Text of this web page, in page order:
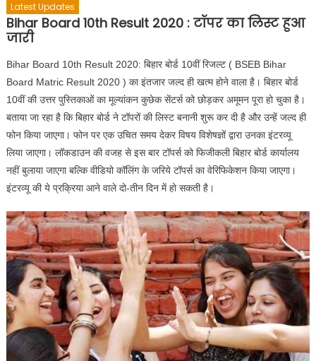
Latest Updates
Bihar Board 10th Result 2020 : टॉपर का लिस्ट हुआ
जारी
Bihar Board 10th Result 2020: बिहार बोर्ड 10वीं रिजल्ट ( BSEB Bihar
Board Matric Result 2020 ) का इंतजार जल्द ही खत्म होने वाला है। बिहार बोर्ड
10वीं की उत्तर पुस्तिकाओं का मूल्यांकन कुछेक सेंटर्स को छोड़कर अमूमन पूरा हो चुका है।
बताया जा रहा है कि बिहार बोर्ड ने टॉपरों की लिस्ट बनानी शुरू कर दी है और उन्हें जल्द ही
फोन किया जाएगा। फोन पर एक उचित समय देकर विषय विशेषज्ञों द्वारा उनका इंटरव्यू
लिया जाएगा। लॉकडाउन की वजह से इस बार टॉपर्स को फिजीकली बिहार बोर्ड कार्यालय
नहीं बुलाया जाएगा बल्कि वीडियो कॉलिंग के जरिये टॉपर्स का वेरिफिकेशन किया जाएगा।
इंटरव्यू की ये प्रक्रिया आने वाले दो-तीन दिन में हो सकती है।